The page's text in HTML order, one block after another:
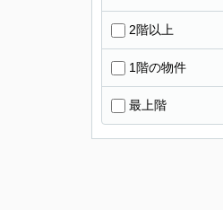
2階以上
1階の物件
最上階